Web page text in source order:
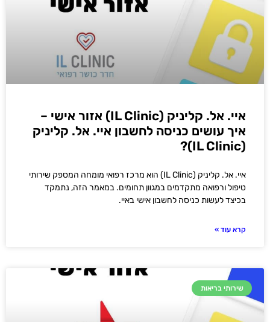
איי. אל. קליניק (IL Clinic) אזור אישי –
איך עושים כניסה לחשבון איי. אל. קליניק
(IL Clinic)?
איי. אל. קליניק (IL Clinic) הוא מרכז רפואי מומחה המספק שירותי
טיפול ורפואה מתקדמים במגוון תחומים. במאמר הזה, נתמקד
בכיצד לעשות כניסה לחשבון אישי באיי.
קרא עוד »
שירותי בריאות